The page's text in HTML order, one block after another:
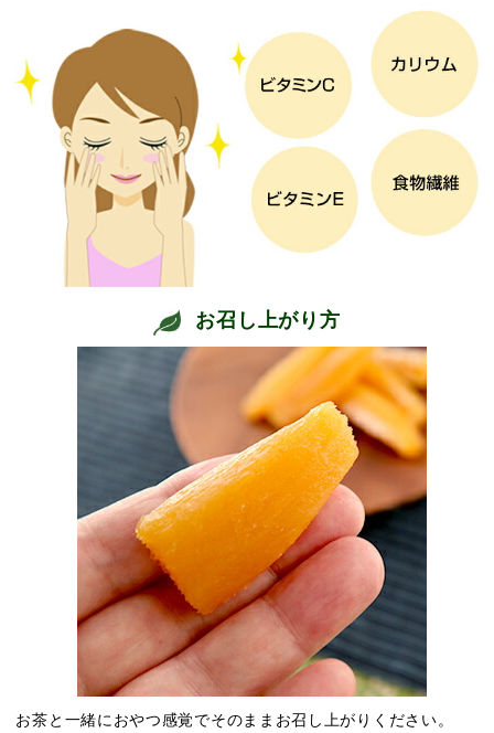
お召し上がり方
お茶と一緒におやつ感覚でそのままお召し上がりください。